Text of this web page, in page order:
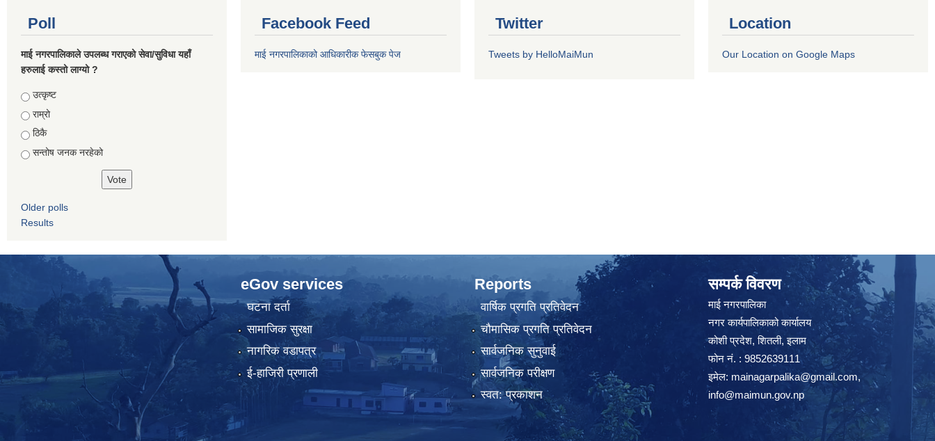
Poll
माई नगरपालिकाले उपलब्ध गराएको सेवा/सुविधा यहाँ
हरुलाई कस्तो लाग्यो ?
Choices
उत्कृष्ट
राम्रो
ठिकै
सन्तोष जनक नरहेको
Older polls
Results
Facebook Feed
माई नगरपालिकाको आधिकारीक फेसबुक पेज
Twitter
Tweets by HelloMaiMun
Location
Our Location on Google Maps
eGov services
घटना दर्ता
सामाजिक सुरक्षा
नागरिक वडापत्र
ई-हाजिरी प्रणाली
Reports
वार्षिक प्रगति प्रतिवेदन
चौमासिक प्रगति प्रतिवेदन
सार्वजनिक सुनुवाई
सार्वजनिक परीक्षण
स्वत: प्रकाशन
सम्पर्क विवरण
माई नगरपालिका
नगर कार्यपालिकाको कार्यालय
कोशी प्रदेश, शितली, इलाम
फोन नं. : 9852639111
इमेल: mainagarpalika@gmail.com,
info@maimun.gov.np